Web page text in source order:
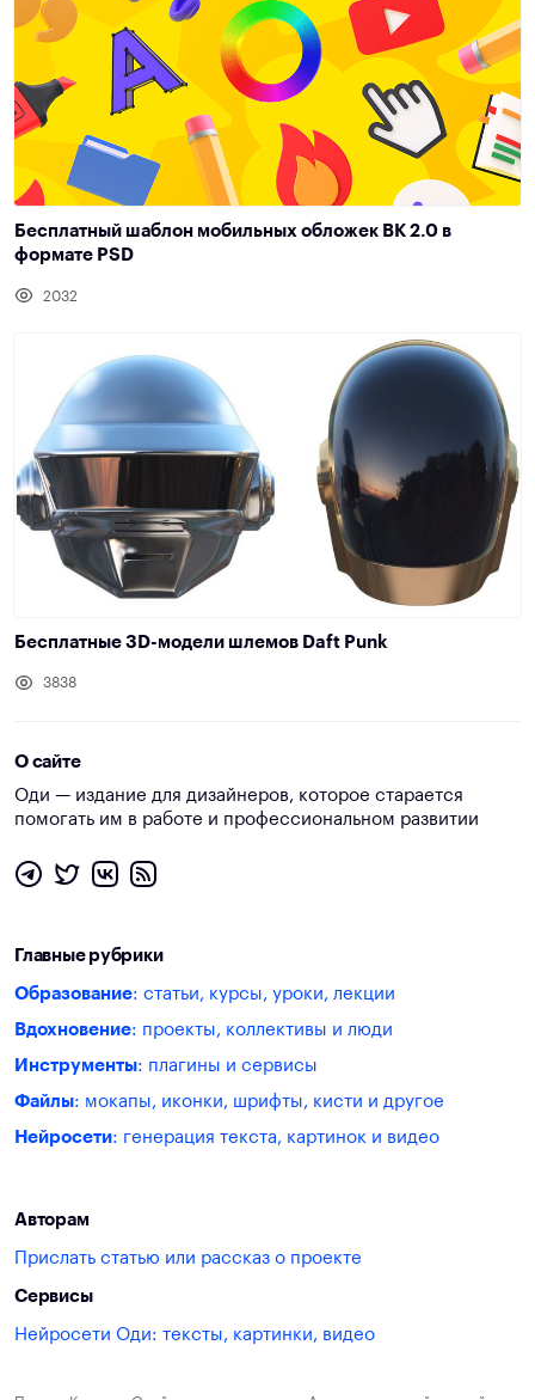
Бесплатный шаблон мобильных обложек ВК 2.0 в
формате PSD
2032
Бесплатные 3D-модели шлемов Daft Punk
3838
О сайте
Оди — издание для дизайнеров, которое старается
помогать им в работе и профессиональном развитии
Главные рубрики
Образование: статьи, курсы, уроки, лекции
Вдохновение: проекты, коллективы и люди
Инструменты: плагины и сервисы
Файлы: мокапы, иконки, шрифты, кисти и другое
Нейросети: генерация текста, картинок и видео
Авторам
Прислать статью или рассказ о проекте
Сервисы
Нейросети Оди: тексты, картинки, видео